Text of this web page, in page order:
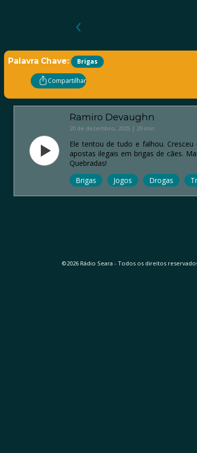
‹
Palavra Chave: Brigas
Compartilhar
Ramiro Devaughn
20 de dezembro, 2025 | 29 min
Ele tentou de tudo e falhou.
apostas ilegais em brigas de cães.
Quebradas!
Brigas
Jogos Drogas
©2026 Rádio Seara - Todos os direitos